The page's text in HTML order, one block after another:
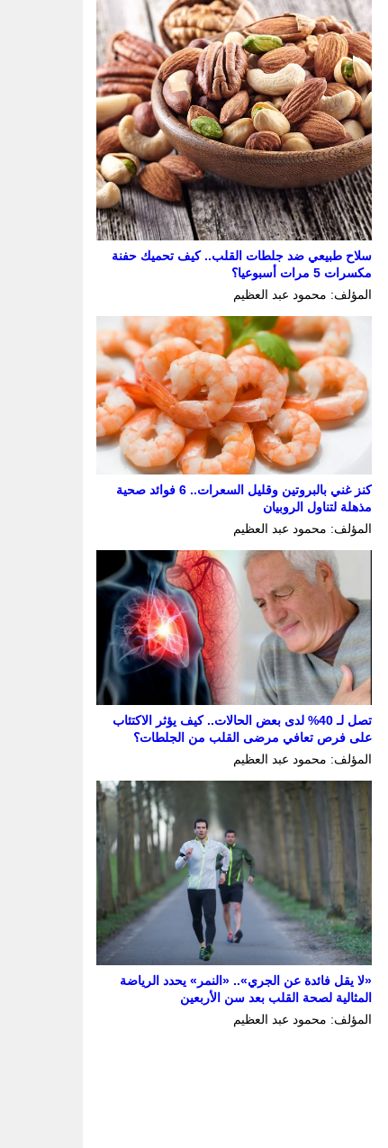
سلاح طبيعي ضد جلطات القلب.. كيف تحميك حفنة
مكسرات 5 مرات أسبوعيا؟
المؤلف: محمود عبد العظيم
كنز غني بالبروتين وقليل السعرات.. 6 فوائد صحية
مذهلة لتناول الروبيان
المؤلف: محمود عبد العظيم
تصل لـ 40% لدى بعض الحالات.. كيف يؤثر الاكتئاب
على فرص تعافي مرضى القلب من الجلطات؟
المؤلف: محمود عبد العظيم
«لا يقل فائدة عن الجري».. «النمر» يحدد الرياضة
المثالية لصحة القلب بعد سن الأربعين
المؤلف: محمود عبد العظيم